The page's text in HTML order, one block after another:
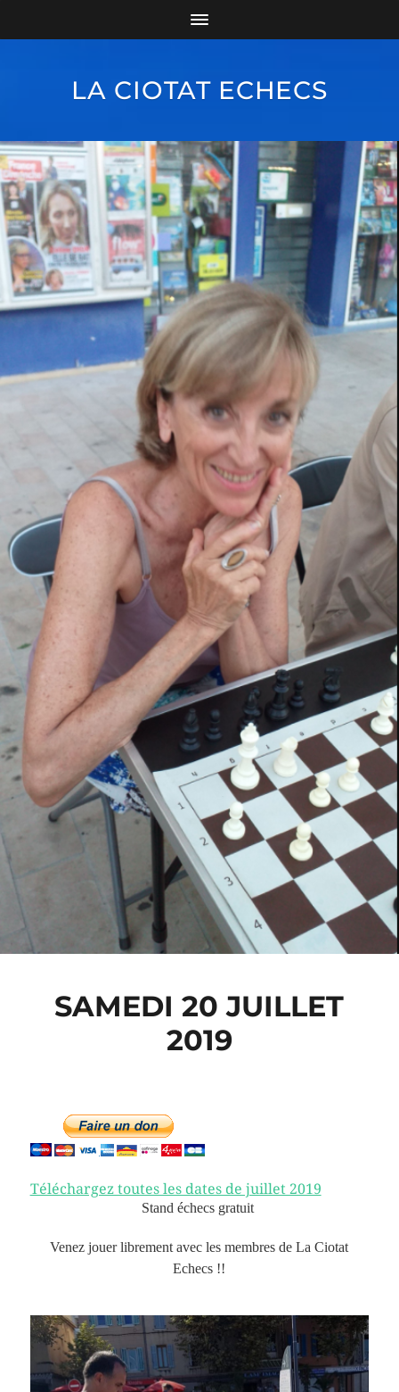
LA CIOTAT ECHECS
SAMEDI 20 JUILLET
2019
Téléchargez toutes les dates de juillet 2019
Stand échecs gratuit
Venez jouer librement avec les membres de La Ciotat
Echecs !!